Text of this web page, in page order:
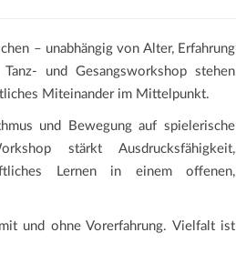
– unabhängig von Alter, Erfahrung
und Gesangsworkshop stehen
Miteinander im Mittelpunkt.
und Bewegung auf spielerische
stärkt Ausdrucksfähigkeit,
Lernen in einem offenen,
und ohne Vorerfahrung. Vielfalt ist